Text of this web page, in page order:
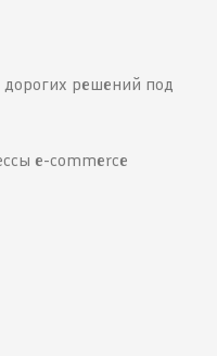
решений под
e-commerce